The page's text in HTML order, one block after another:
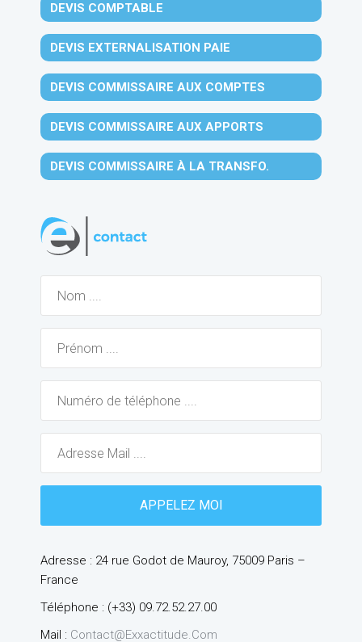
DEVIS COMPTABLE
DEVIS EXTERNALISATION PAIE
DEVIS COMMISSAIRE AUX COMPTES
DEVIS COMMISSAIRE AUX APPORTS
DEVIS COMMISSAIRE À LA TRANSFO.
Adresse : 24 rue Godot de Mauroy, 75009 Paris –
France
Téléphone : (+33) 09.72.52.27.00
Mail : Contact@exxactitude.com